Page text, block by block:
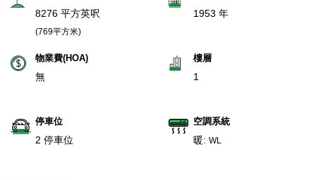
8276 平方英呎
(769平方米)
1953 年
物業費(HOA)
無
樓層
1
停車位
2 停車位
空調系統
暖: WL